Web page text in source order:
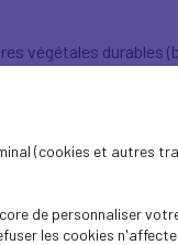
végétales durables
des
(cookies et autres
de personnaliser
les cookies